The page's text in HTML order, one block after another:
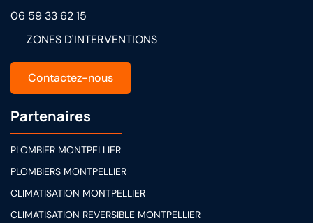
06 59 33 62 15
ZONES D'INTERVENTIONS
Contactez-nous
Partenaires
PLOMBIER MONTPELLIER
PLOMBIERS MONTPELLIER
CLIMATISATION MONTPELLIER
CLIMATISATION REVERSIBLE MONTPELLIER